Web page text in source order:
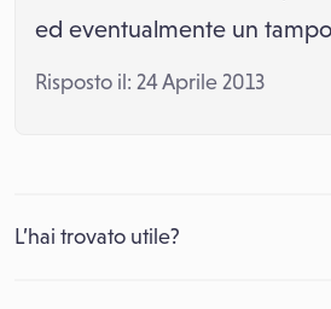
ed eventualmente un
Risposto il: 24 Aprile 2013
L’hai trovato utile?